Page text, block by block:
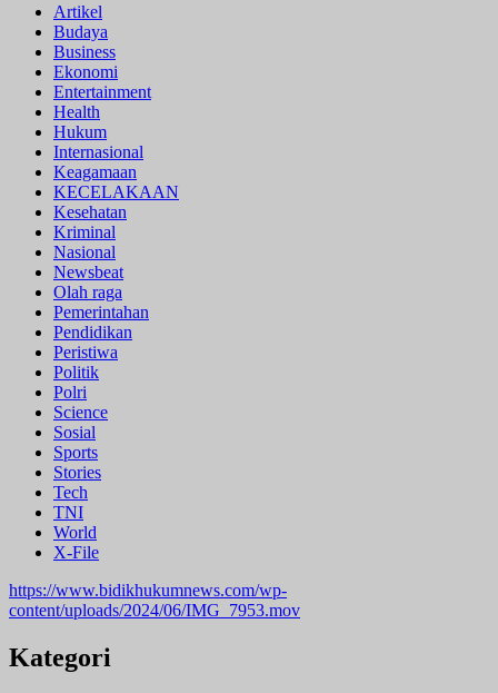
Artikel
Budaya
Business
Ekonomi
Entertainment
Health
Hukum
Internasional
Keagamaan
KECELAKAAN
Kesehatan
Kriminal
Nasional
Newsbeat
Olah raga
Pemerintahan
Pendidikan
Peristiwa
Politik
Polri
Science
Sosial
Sports
Stories
Tech
TNI
World
X-File
https://www.bidikhukumnews.com/wp-
content/uploads/2024/06/IMG_7953.mov
Kategori